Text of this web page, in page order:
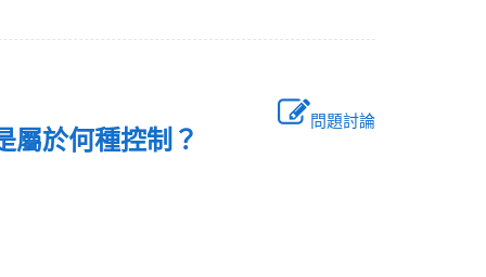
問題討論
屬於何種控制？